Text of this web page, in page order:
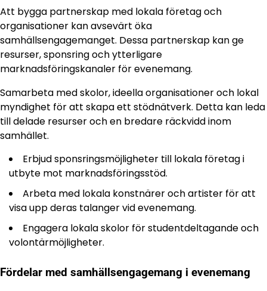
Att bygga partnerskap med lokala företag och
organisationer kan avsevärt öka
samhällsengagemanget. Dessa partnerskap kan ge
resurser, sponsring och ytterligare
marknadsföringskanaler för evenemang.
Samarbeta med skolor, ideella organisationer och lokal
myndighet för att skapa ett stödnätverk. Detta kan leda
till delade resurser och en bredare räckvidd inom
samhället.
Erbjud sponsringsmöjligheter till lokala företag i
utbyte mot marknadsföringsstöd.
Arbeta med lokala konstnärer och artister för att
visa upp deras talanger vid evenemang.
Engagera lokala skolor för studentdeltagande och
volontärmöjligheter.
Fördelar med samhällsengagemang i evenemang